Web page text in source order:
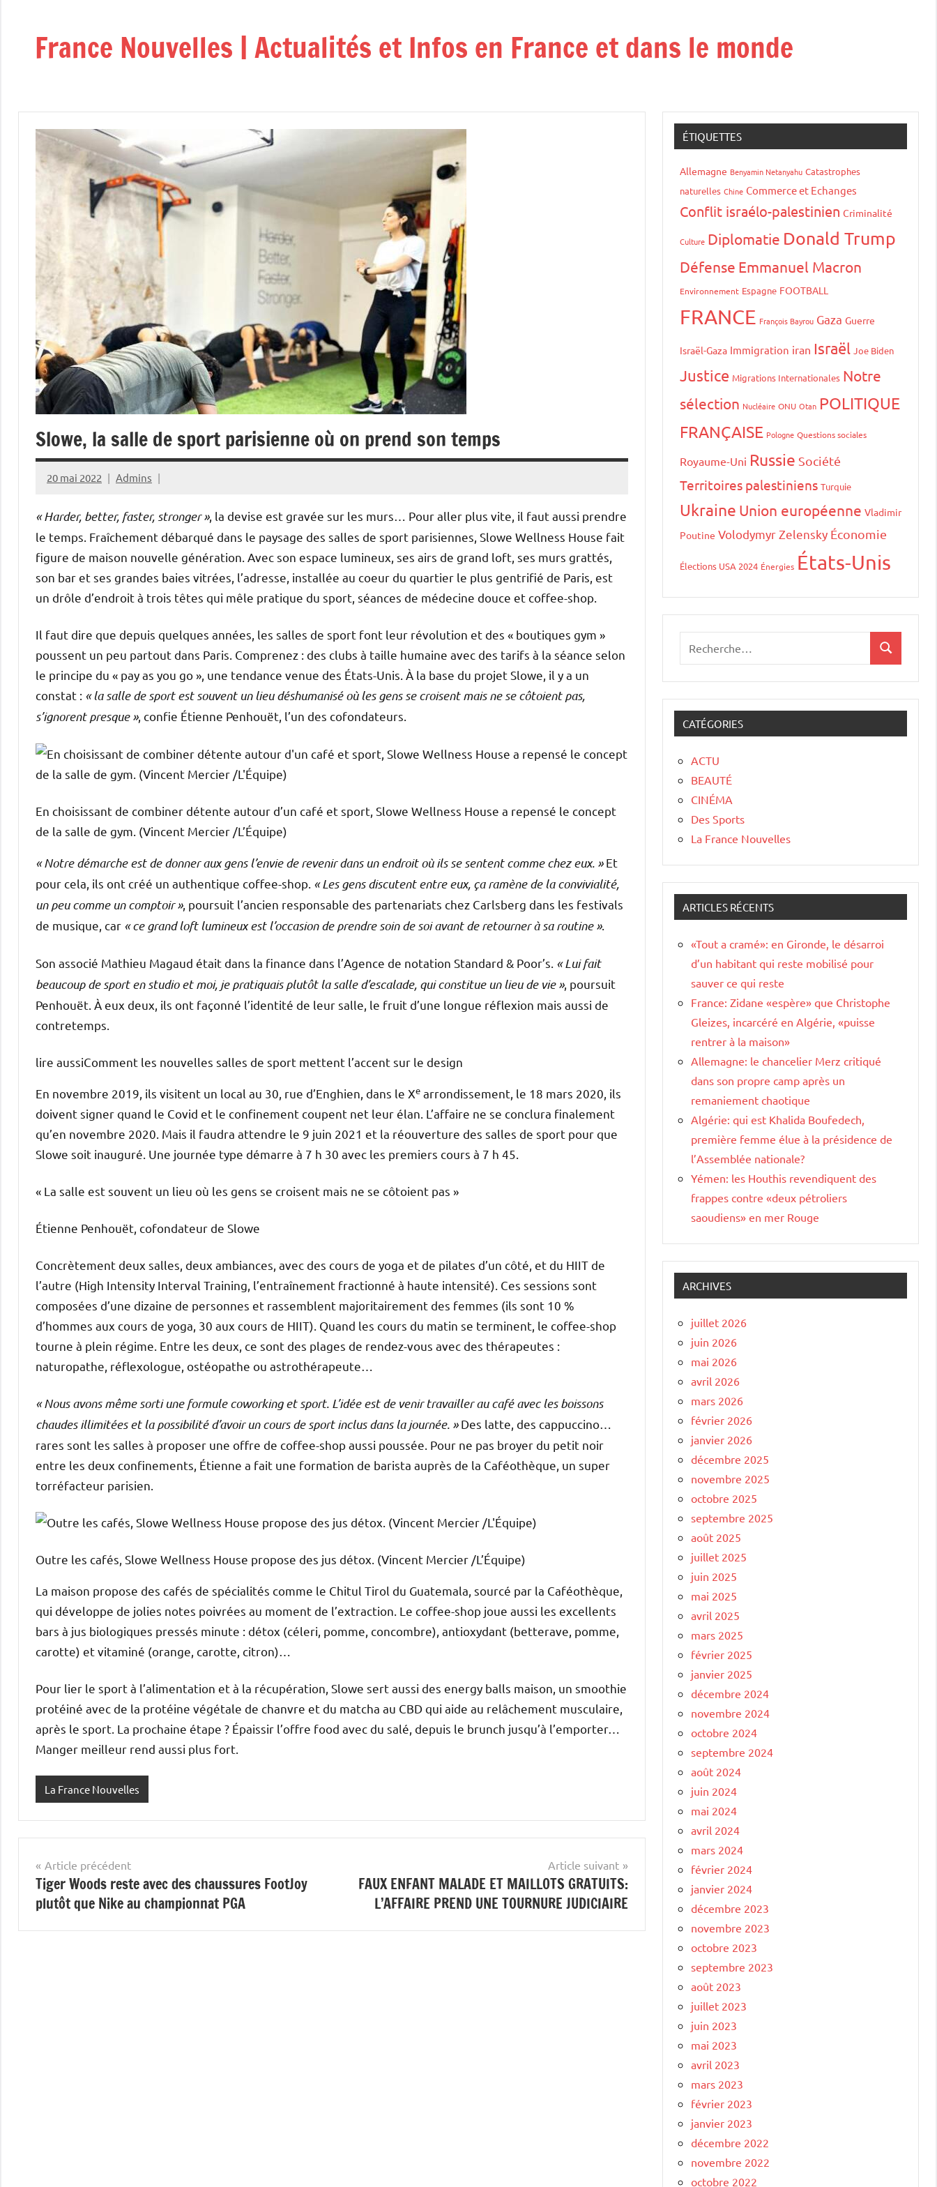
contenuFrance Nouvelles | Actualités et Infos en France et dans le monde
Slowe, la salle de sport parisienne où on prend son temps
20 mai 2022 Admins
« Harder, better, faster, stronger », la devise est gravée sur les murs… Pour aller plus vite, il faut aussi prendre
le temps. Fraîchement débarqué dans le paysage des salles de sport parisiennes, Slowe Wellness House fait
figure de maison nouvelle génération. Avec son espace lumineux, ses airs de grand loft, ses murs grattés,
son bar et ses grandes baies vitrées, l’adresse, installée au coeur du quartier le plus gentrifié de Paris, est
un drôle d’endroit à trois têtes qui mêle pratique du sport, séances de médecine douce et coffee-shop.
Il faut dire que depuis quelques années, les salles de sport font leur révolution et des « boutiques gym »
poussent un peu partout dans Paris. Comprenez : des clubs à taille humaine avec des tarifs à la séance selon
le principe du « pay as you go », une tendance venue des États-Unis. À la base du projet Slowe, il y a un
constat : « la salle de sport est souvent un lieu déshumanisé où les gens se croisent mais ne se côtoient pas,
s’ignorent presque », confie Étienne Penhouët, l’un des cofondateurs.
En choisissant de combiner détente autour d’un café et sport, Slowe Wellness House a repensé le concept
de la salle de gym. (Vincent Mercier /L’Équipe)
« Notre démarche est de donner aux gens l’envie de revenir dans un endroit où ils se sentent comme chez eux. »Et
pour cela, ils ont créé un authentique coffee-shop. « Les gens discutent entre eux, ça ramène de la convivialité,
un peu comme un comptoir », poursuit l’ancien responsable des partenariats chez Carlsberg dans les festivals
de musique, car « ce grand loft lumineux est l’occasion de prendre soin de soi avant de retourner à sa routine ».
Son associé Mathieu Magaud était dans la finance dans l’Agence de notation Standard & Poor’s. « Lui fait
beaucoup de sport en studio et moi, je pratiquais plutôt la salle d’escalade, qui constitue un lieu de vie », poursuit
Penhouët. À eux deux, ils ont façonné l’identité de leur salle, le fruit d’une longue réflexion mais aussi de
contretemps.
lire aussiComment les nouvelles salles de sport mettent l’accent sur le design
En novembre 2019, ils visitent un local au 30, rue d’Enghien, dans le Xe arrondissement, le 18 mars 2020, ils
doivent signer quand le Covid et le confinement coupent net leur élan. L’affaire ne se conclura finalement
qu’en novembre 2020. Mais il faudra attendre le 9 juin 2021 et la réouverture des salles de sport pour que
Slowe soit inauguré. Une journée type démarre à 7 h 30 avec les premiers cours à 7 h 45.
« La salle est souvent un lieu où les gens se croisent mais ne se côtoient pas »
Étienne Penhouët, cofondateur de Slowe
Concrètement deux salles, deux ambiances, avec des cours de yoga et de pilates d’un côté, et du HIIT de
l’autre (High Intensity Interval Training, l’entraînement fractionné à haute intensité). Ces sessions sont
composées d’une dizaine de personnes et rassemblent majoritairement des femmes (ils sont 10 %
d’hommes aux cours de yoga, 30 aux cours de HIIT). Quand les cours du matin se terminent, le coffee-shop
tourne à plein régime. Entre les deux, ce sont des plages de rendez-vous avec des thérapeutes :
naturopathe, réflexologue, ostéopathe ou astrothérapeute…
« Nous avons même sorti une formule coworking et sport. L’idée est de venir travailler au café avec les boissons
chaudes illimitées et la possibilité d’avoir un cours de sport inclus dans la journée. »Des latte, des cappuccino…
rares sont les salles à proposer une offre de coffee-shop aussi poussée. Pour ne pas broyer du petit noir
entre les deux confinements, Étienne a fait une formation de barista auprès de la Caféothèque, un super
torréfacteur parisien.
Outre les cafés, Slowe Wellness House propose des jus détox. (Vincent Mercier /L’Équipe)
La maison propose des cafés de spécialités comme le Chitul Tirol du Guatemala, sourcé par la Caféothèque,
qui développe de jolies notes poivrées au moment de l’extraction. Le coffee-shop joue aussi les excellents
bars à jus biologiques pressés minute : détox (céleri, pomme, concombre), antioxydant (betterave, pomme,
carotte) et vitaminé (orange, carotte, citron)…
Pour lier le sport à l’alimentation et à la récupération, Slowe sert aussi des energy balls maison, un smoothie
protéiné avec de la protéine végétale de chanvre et du matcha au CBD qui aide au relâchement musculaire,
après le sport. La prochaine étape ? Épaissir l’offre food avec du salé, depuis le brunch jusqu’à l’emporter…
Manger meilleur rend aussi plus fort.
La France Nouvelles
Navigation
de
l’article
Article précédent
Tiger Woods reste avec des chaussures FootJoy
plutôt que Nike au championnat PGA
Article suivant
FAUX ENFANT MALADE ET MAILLOTS GRATUITS:
L’AFFAIRE PREND UNE TOURNURE JUDICIAIRE
ÉTIQUETTES
Allemagne Benyamin Netanyahu Catastrophes
naturelles Chine Commerce et Echanges
Conflit israélo-palestinien Criminalité
Culture Diplomatie Donald Trump
Défense Emmanuel Macron
Environnement Espagne FOOTBALL
FRANCE François Bayrou Gaza Guerre
Israël-Gaza Immigration iran Israël Joe Biden
Justice Migrations Internationales Notre
sélection Nucléaire ONU Otan POLITIQUE
FRANÇAISE Pologne Questions sociales
Royaume-Uni Russie Société
Territoires palestiniens Turquie
Ukraine Union européenne Vladimir
Poutine Volodymyr Zelensky Économie
Élections USA 2024 Énergies États-Unis
CATÉGORIES
ACTU
BEAUTÉ
CINÉMA
Des Sports
La France Nouvelles
ARTICLES RÉCENTS
«Tout a cramé»: en Gironde, le désarroi
d’un habitant qui reste mobilisé pour
sauver ce qui reste
France: Zidane «espère» que Christophe
Gleizes, incarcéré en Algérie, «puisse
rentrer à la maison»
Allemagne: le chancelier Merz critiqué
dans son propre camp après un
remaniement chaotique
Algérie: qui est Khalida Boufedech,
première femme élue à la présidence de
l’Assemblée nationale?
Yémen: les Houthis revendiquent des
frappes contre «deux pétroliers
saoudiens» en mer Rouge
ARCHIVES
juillet 2026
juin 2026
mai 2026
avril 2026
mars 2026
février 2026
janvier 2026
décembre 2025
novembre 2025
octobre 2025
septembre 2025
août 2025
juillet 2025
juin 2025
mai 2025
avril 2025
mars 2025
février 2025
janvier 2025
décembre 2024
novembre 2024
octobre 2024
septembre 2024
août 2024
juin 2024
mai 2024
avril 2024
mars 2024
février 2024
janvier 2024
décembre 2023
novembre 2023
octobre 2023
septembre 2023
août 2023
juillet 2023
juin 2023
mai 2023
avril 2023
mars 2023
février 2023
janvier 2023
décembre 2022
novembre 2022
octobre 2022